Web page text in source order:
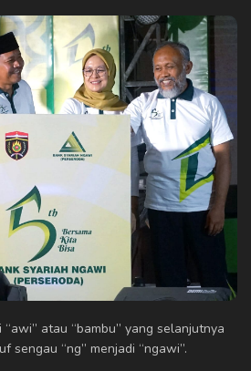
atau “bambu” yang selanjutnya
sengau “ng” menjadi “ngawi”.